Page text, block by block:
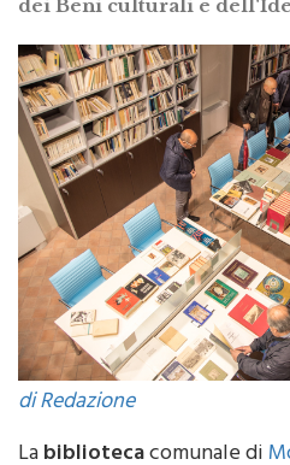
Le risorse, stanziate
di Redazione